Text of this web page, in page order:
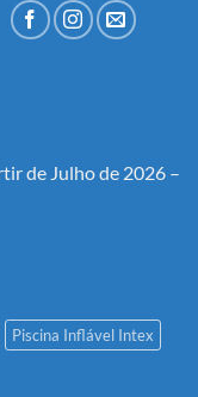
de Julho de 2026 –
Piscina Inflável Intex